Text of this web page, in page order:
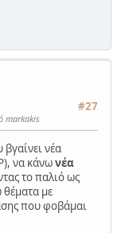
#27
markakis
νέα
να κάνωνέα
το παλιό ως
με
που φοβάμαι